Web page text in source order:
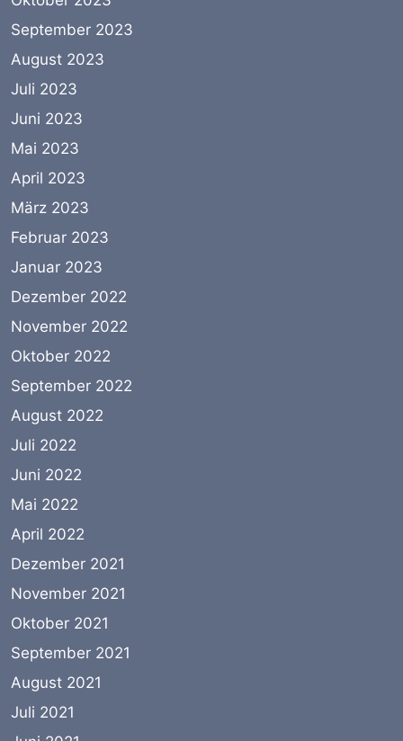
September 2023
August 2023
Juli 2023
Juni 2023
Mai 2023
April 2023
März 2023
Februar 2023
Januar 2023
Dezember 2022
November 2022
Oktober 2022
September 2022
August 2022
Juli 2022
Juni 2022
Mai 2022
April 2022
Dezember 2021
November 2021
Oktober 2021
September 2021
August 2021
Juli 2021